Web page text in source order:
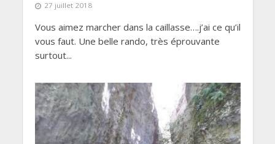
27 juillet 2018
Vous aimez marcher dans la caillasse….j’ai ce qu’il
vous faut. Une belle rando, très éprouvante
surtout...